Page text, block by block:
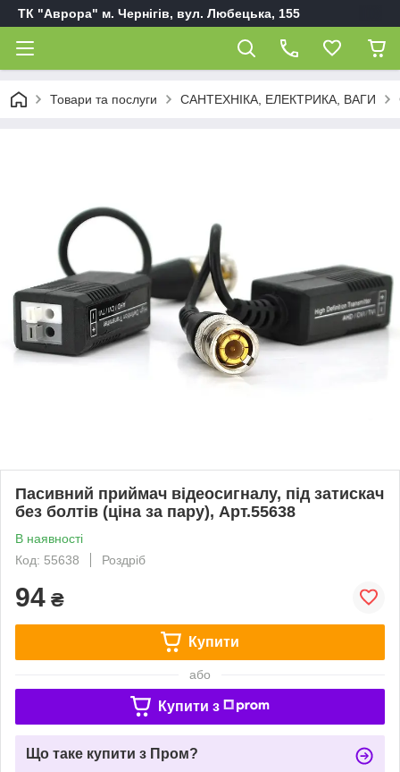
ТК "Аврора" м. Чернігів, вул. Любецька, 155
Товари та послуги САНТЕХНІКА, ЕЛЕКТРИКА, ВАГИ
Пасивний приймач відеосигналу, під затискач
без болтів (ціна за пару), Арт.55638
В наявності
Код: 55638
Роздріб
94 ₴
Купити
або
Купити з
Що таке купити з Пром?